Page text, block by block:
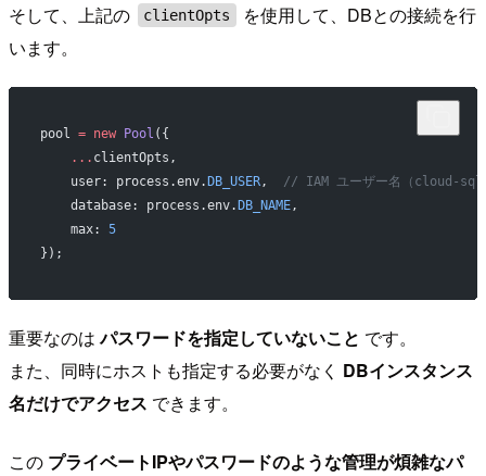
そして、上記の clientOpts
を使用して、DBとの接続を行
います。
pool = new Pool ({
    ...
clientOpts,
    user: process.env.
DB_USER,
// IAM ユーザー名（cloud-sql-
    database: process.env.
DB_NAME,
    max:
5
});
重要なのはパスワードを指定していないこと です。
また、同時にホストも指定する必要がなく DBインスタンス
名だけでアクセス できます。
この プライベートIPやパスワードのような管理が煩雑なパ